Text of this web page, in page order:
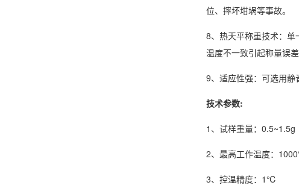
位、摔坏坩埚等事故。
8、热天平称重技术：
温度不一致引起称量误
9、适应性强：可选用静
技术参数:
1、试样重量：0.5~1.5g
2、最高工作温度：
3、控温精度：1℃